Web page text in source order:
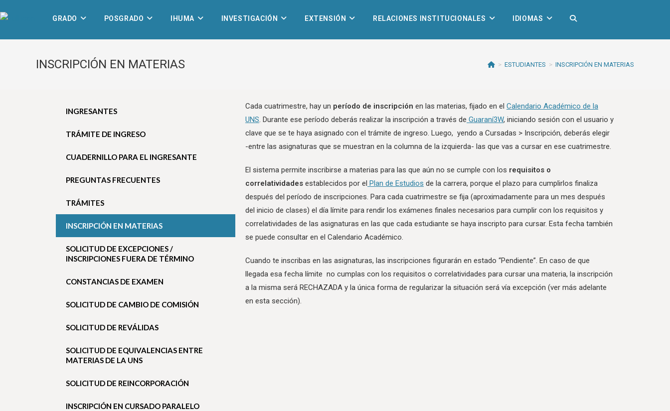
GRADO POSGRADO IHUMA INVESTIGACIÓN EXTENSIÓN RELACIONES INSTITUCIONALES IDIOMAS
INSCRIPCIÓN EN MATERIAS > ESTUDIANTES > INSCRIPCIÓN EN MATERIAS
INGRESANTES
TRÁMITE DE INGRESO
CUADERNILLO PARA EL INGRESANTE
PREGUNTAS FRECUENTES
TRÁMITES
INSCRIPCIÓN EN MATERIAS
SOLICITUD DE EXCEPCIONES /
INSCRIPCIONES FUERA DE TÉRMINO
CONSTANCIAS DE EXAMEN
SOLICITUD DE CAMBIO DE COMISIÓN
SOLICITUD DE REVÁLIDAS
SOLICITUD DE EQUIVALENCIAS ENTRE
MATERIAS DE LA UNS
SOLICITUD DE REINCORPORACIÓN
INSCRIPCIÓN EN CURSADO PARALELO
Cada cuatrimestre, hay un período de inscripción en las materias, fijado en el Calendario Académico de la
UNS. Durante ese período deberás realizar la inscripción a través de Guaraní3W, iniciando sesión con el usuario y
clave que se te haya asignado con el trámite de ingreso. Luego, yendo a Cursadas > Inscripción, deberás elegir
-entre las asignaturas que se muestran en la columna de la izquierda- las que vas a cursar en ese cuatrimestre.
El sistema permite inscribirse a materias para las que aún no se cumple con los requisitos o
correlatividadesestablecidos por el Plan de Estudios de la carrera, porque el plazo para cumplirlos finaliza
después del período de inscripciones. Para cada cuatrimestre se fija (aproximadamente para un mes después
del inicio de clases) el día límite para rendir los exámenes finales necesarios para cumplir con los requisitos y
correlatividades de las asignaturas en las que cada estudiante se haya inscripto para cursar. Esta fecha también
se puede consultar en el Calendario Académico.
Cuando te inscribas en las asignaturas, las inscripciones figurarán en estado “Pendiente”. En caso de que
llegada esa fecha límite no cumplas con los requisitos o correlatividades para cursar una materia, la inscripción
a la misma será RECHAZADA y la única forma de regularizar la situación será vía excepción (ver más adelante
en esta sección).